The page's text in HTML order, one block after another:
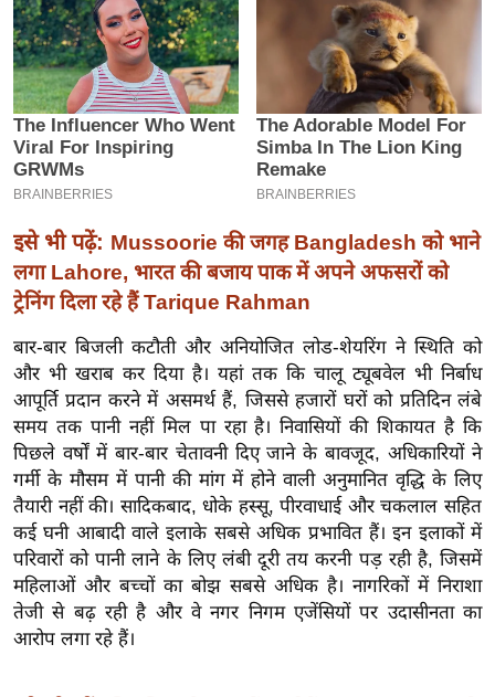
L
2
0
2
6
क्रा
इ
ई
-
पे
प
र
मि
सा
ल
बे
मि
सा
ल
श
इसे भी पढ़ें: Mussoorie की जगह Bangladesh को भाने
लगा Lahore, भारत की बजाय पाक में अपने अफसरों को
ट्रेनिंग दिला रहे हैं Tarique Rahman
बार-बार बिजली कटौती और अनियोजित लोड-शेयरिंग ने स्थिति को
और भी खराब कर दिया है। यहां तक ​​कि चालू ट्यूबवेल भी निर्बाध
आपूर्ति प्रदान करने में असमर्थ हैं, जिससे हजारों घरों को प्रतिदिन लंबे
समय तक पानी नहीं मिल पा रहा है।निवासियों की शिकायत है कि
पिछले वर्षों में बार-बार चेतावनी दिए जाने के बावजूद, अधिकारियों ने
गर्मी के मौसम में पानी की मांग में होने वाली अनुमानित वृद्धि के लिए
तैयारी नहीं की। सादिकबाद, धोके हस्सू, पीरवाधाई और चकलाल सहित
कई घनी आबादी वाले इलाके सबसे अधिक प्रभावित हैं। इन इलाकों में
परिवारों को पानी लाने के लिए लंबी दूरी तय करनी पड़ रही है, जिसमें
महिलाओं और बच्चों का बोझ सबसे अधिक है। नागरिकों में निराशा
तेजी से बढ़ रही है और वे नगर निगम एजेंसियों पर उदासीनता का
आरोप लगा रहे हैं।